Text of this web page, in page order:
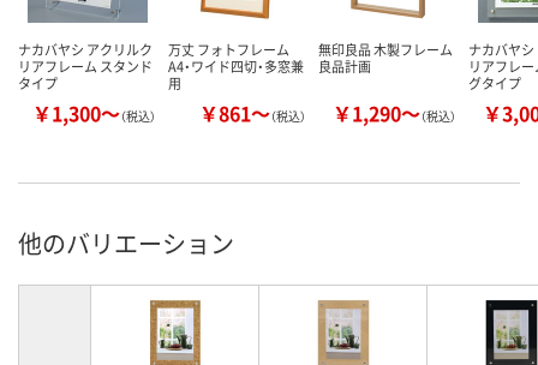
ナカバヤシ アクリルク
リアフレーム スタンド
タイプ
￥1,300～（税込）
万丈 フォトフレーム
A4・ワイド四切・多窓兼
用
￥861～（税込）
無印良品 木製フレーム
良品計画
￥1,290～（税込）
ナカバヤ
リアフレ
グタイプ
￥
他のバリエーション